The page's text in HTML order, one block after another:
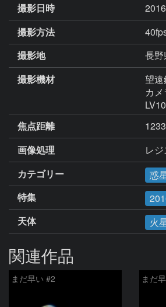
撮影日時
撮影方法
撮影地
長
撮影機材
望
カ
焦点距離
画像処理
レ
カテゴリー
惑
特集
天体
火
関連作品
まだ早い #2 まだ